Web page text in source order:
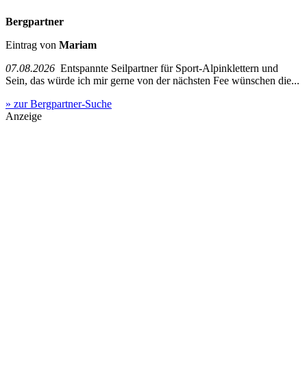
Bergpartner
Eintrag von Mariam
07.08.2026 Entspannte Seilpartner für Sport-Alpinklettern und
Sein, das würde ich mir gerne von der nächsten Fee wünschen die...
» zur Bergpartner-Suche
Anzeige